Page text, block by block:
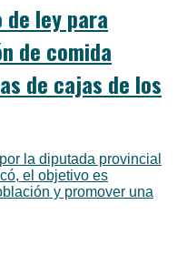
ley para
de comida
de cajas de los
la diputada provincial
el objetivo es
y promover una